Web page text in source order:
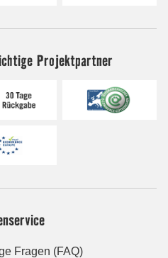
Projektpartner
Fragen (FAQ)